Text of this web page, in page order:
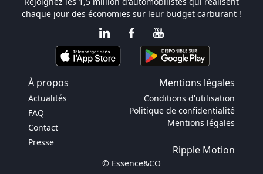
chaque jour des économies sur leur budget carburant !
À propos Mentions légales
Actualités
FAQ
Contact
Presse
Conditions d'utilisation
Politique de confidentialité
Mentions légales
Ripple Motion
© Essence&CO